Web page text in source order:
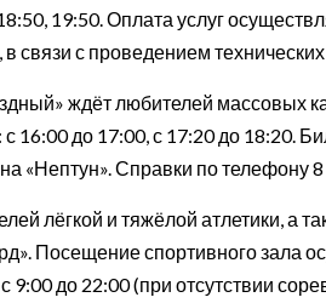
19:50. Оплата услуг
связи с проведением
ждёт любителей массовых
с 16:00 до 17:00, с 17:20 до 18:20.
«Нептун». Справки по телефону
лёгкой и тяжёлой атлетики, а
Посещение спортивного зала
9:00 до 22:00 (при отсутствии